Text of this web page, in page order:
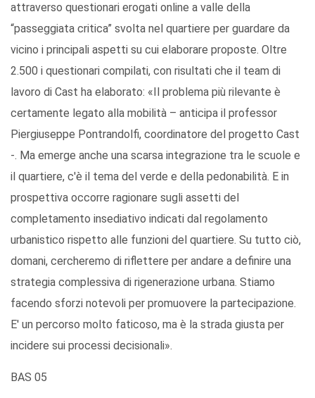
attraverso questionari erogati online a valle della
“passeggiata critica” svolta nel quartiere per guardare da
vicino i principali aspetti su cui elaborare proposte. Oltre
2.500 i questionari compilati, con risultati che il team di
lavoro di Cast ha elaborato: «Il problema più rilevante è
certamente legato alla mobilità – anticipa il professor
Piergiuseppe Pontrandolfi, coordinatore del progetto Cast
-. Ma emerge anche una scarsa integrazione tra le scuole e
il quartiere, c'è il tema del verde e della pedonabilità. E in
prospettiva occorre ragionare sugli assetti del
completamento insediativo indicati dal regolamento
urbanistico rispetto alle funzioni del quartiere. Su tutto ciò,
domani, cercheremo di riflettere per andare a definire una
strategia complessiva di rigenerazione urbana. Stiamo
facendo sforzi notevoli per promuovere la partecipazione.
E' un percorso molto faticoso, ma è la strada giusta per
incidere sui processi decisionali».
BAS 05